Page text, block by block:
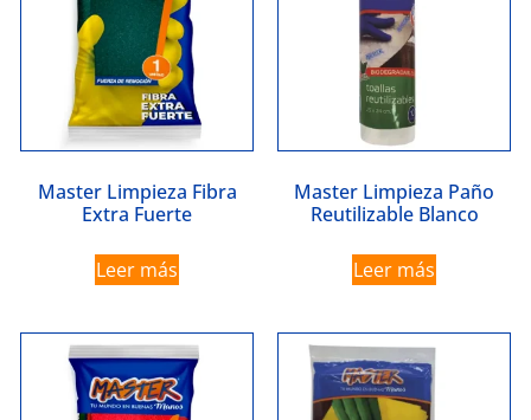
Master Limpieza Fibra
Extra Fuerte
Leer más
Master Limpieza Paño
Reutilizable Blanco
Leer más